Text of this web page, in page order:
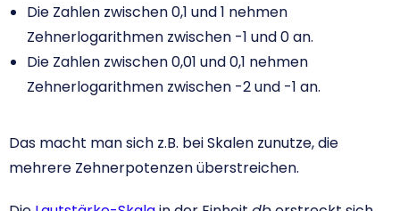
Die Zahlen zwischen 0,1 und 1 nehmen
Zehnerlogarithmen zwischen -1 und 0 an.
Die Zahlen zwischen 0,01 und 0,1 nehmen
Zehnerlogarithmen zwischen -2 und -1 an.
Das macht man sich z.B. bei Skalen zunutze, die
mehrere Zehnerpotenzen überstreichen.